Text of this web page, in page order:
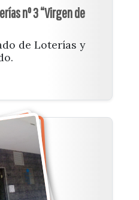
nº 3 “Virgen de
de Loterías y